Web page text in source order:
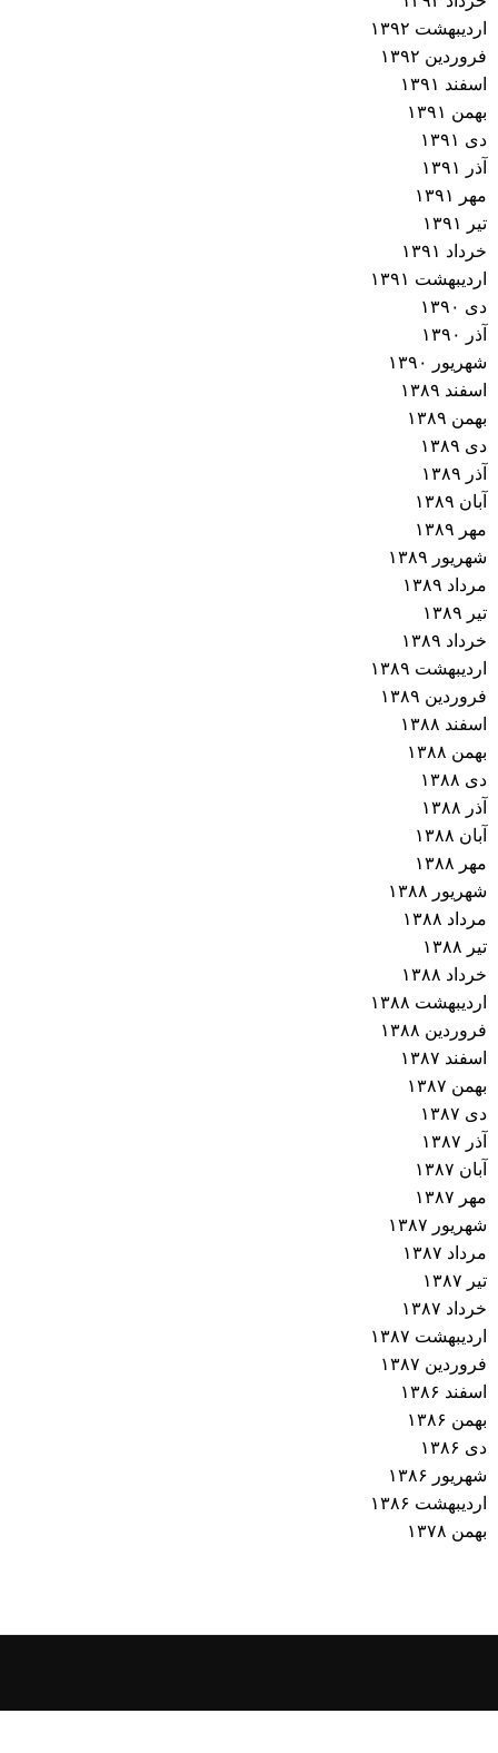
اردیبهشت ۱۳۹۲
فروردین ۱۳۹۲
اسفند ۱۳۹۱
بهمن ۱۳۹۱
دی ۱۳۹۱
آذر ۱۳۹۱
مهر ۱۳۹۱
تیر ۱۳۹۱
خرداد ۱۳۹۱
اردیبهشت ۱۳۹۱
دی ۱۳۹۰
آذر ۱۳۹۰
شهریور ۱۳۹۰
اسفند ۱۳۸۹
بهمن ۱۳۸۹
دی ۱۳۸۹
آذر ۱۳۸۹
آبان ۱۳۸۹
مهر ۱۳۸۹
شهریور ۱۳۸۹
مرداد ۱۳۸۹
تیر ۱۳۸۹
خرداد ۱۳۸۹
اردیبهشت ۱۳۸۹
فروردین ۱۳۸۹
اسفند ۱۳۸۸
بهمن ۱۳۸۸
دی ۱۳۸۸
آذر ۱۳۸۸
آبان ۱۳۸۸
مهر ۱۳۸۸
شهریور ۱۳۸۸
مرداد ۱۳۸۸
تیر ۱۳۸۸
خرداد ۱۳۸۸
اردیبهشت ۱۳۸۸
فروردین ۱۳۸۸
اسفند ۱۳۸۷
بهمن ۱۳۸۷
دی ۱۳۸۷
آذر ۱۳۸۷
آبان ۱۳۸۷
مهر ۱۳۸۷
شهریور ۱۳۸۷
مرداد ۱۳۸۷
تیر ۱۳۸۷
خرداد ۱۳۸۷
اردیبهشت ۱۳۸۷
فروردین ۱۳۸۷
اسفند ۱۳۸۶
بهمن ۱۳۸۶
دی ۱۳۸۶
شهریور ۱۳۸۶
اردیبهشت ۱۳۸۶
بهمن ۱۳۷۸